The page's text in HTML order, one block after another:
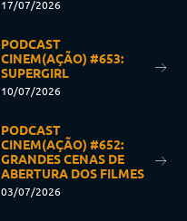
17/07/2026
PODCAST
CINEM(AÇÃO) #653:
SUPERGIRL
10/07/2026
PODCAST
CINEM(AÇÃO) #652:
GRANDES CENAS DE
ABERTURA DOS FILMES
03/07/2026